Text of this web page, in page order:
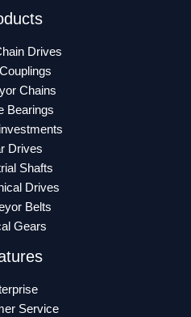
Drives
Chains
Bearings
Drives
Shafts
Drives
Belts
Gears
Service